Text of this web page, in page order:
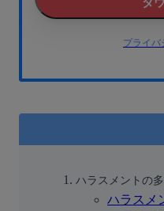
プライバ
ハラスメントの
ハラスメ